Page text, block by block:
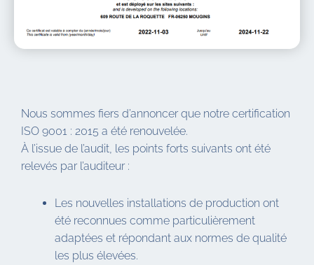
Nous sommes fiers d’annoncer que notre certification
ISO 9001 : 2015 a été renouvelée.
À l’issue de l’audit, les points forts suivants ont été
relevés par l’auditeur :
Les nouvelles installations de production ont
été reconnues comme particulièrement
adaptées et répondant aux normes de qualité
les plus élevées.